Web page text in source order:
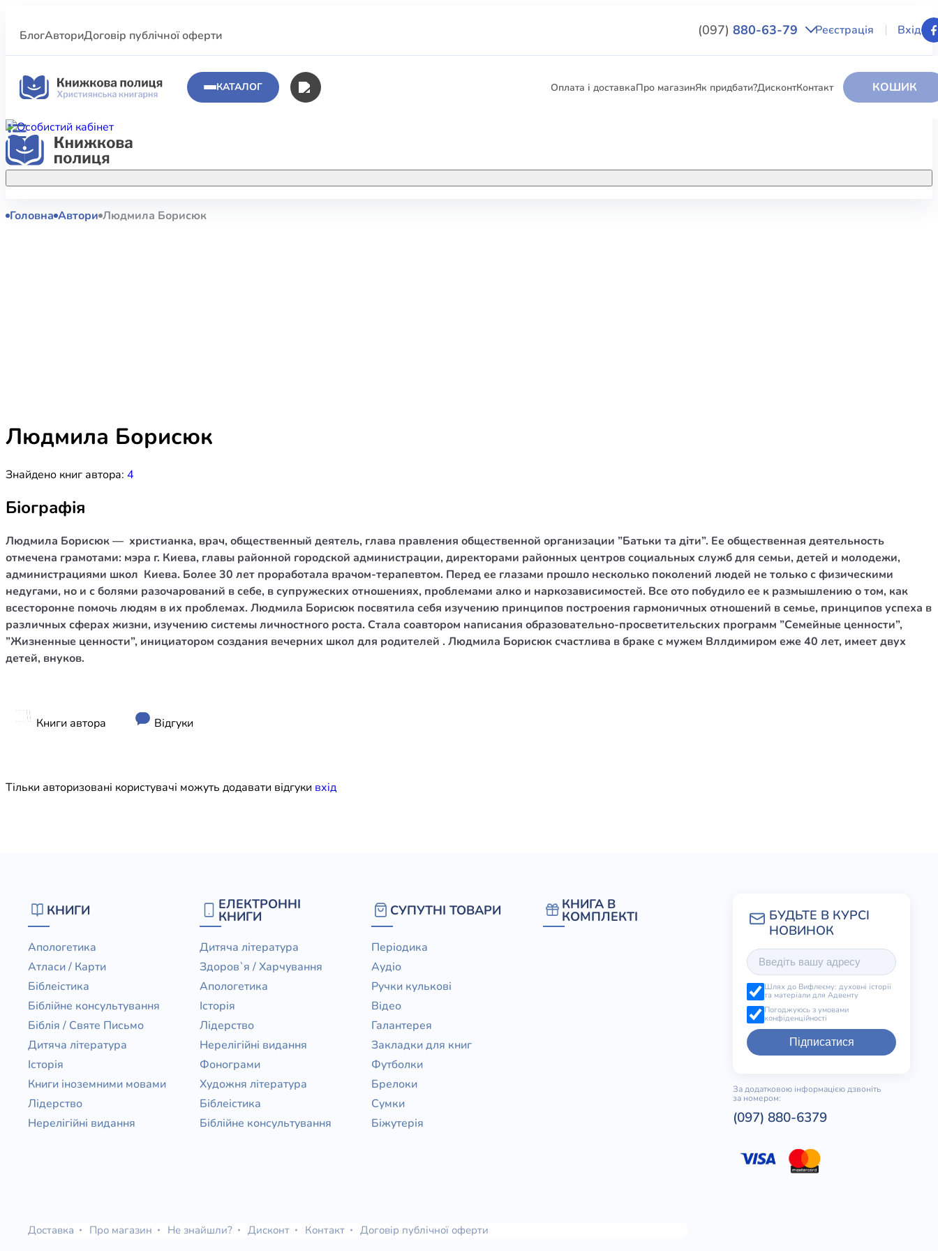
БлогАвториДоговір публічної оферти (097) 880-63-79 Реєстрація Вхід
КАТАЛОГ Оплата і доставкаПро магазинЯк придбати?ДисконтКонтакт КОШИК
Акційні пропозиції
КНИГИ
Богослів`я
Шлюб і сім`я
Здоров`я / Харчування
Юдаїзм
ЕЛЕКТРОННІ КНИГИ
Головна Автори Людмила Борисюк
Людмила Борисюк
Знайдено книг автора: 4
Біографія
Людмила Борисюк — христианка, врач, общественный деятель, глава правления общественной организации ”Батьки та діти”. Ее общественная деятельность
отмечена грамотами: мэра г. Киева, главы районной городской администрации, директорами районных центров социальных служб для семьи, детей и молодежи,
администрациями школ Киева. Более 30 лет проработала врачом-терапевтом. Перед ее глазами прошло несколько поколений людей не только с физическими
недугами, но и с болями разочарований в себе, в супружеских отношениях, проблемами алко и наркозависимостей. Все ото побудило ее к размышлению о том, как
всесторонне помочь людям в их проблемах. Людмила Борисюк посвятила себя изучению принципов построения гармоничных отношений в семье, принципов успеха в
различных сферах жизни, изучению системы личностного роста. Стала соавтором написания образовательно-просветительских программ ”Семейные ценности”,
”Жизненные ценности”, инициатором создания вечерних школ для родителей . Людмила Борисюк счастлива в браке с мужем Вллдимиром еже 40 лет, имеет двух
детей, внуков.
Книги автора Відгуки
Тільки авторизовані користувачі можуть додавати відгуки вхiд
КНИГИ
Апологетика
Атласи / Карти
Біблеістика
Біблійне консультування
Біблія / Святе Письмо
Дитяча література
Історія
Книги іноземними мовами
Лідерство
Нерелігійні видання
ЕЛЕКТРОННІ
КНИГИ
Дитяча література
Здоров`я / Харчування
Апологетика
Історія
Лідерство
Нерелігійні видання
Фонограми
Художня література
Біблеістика
Біблійне консультування
СУПУТНІ ТОВАРИ
Періодика
Аудіо
Ручки кулькові
Відео
Галантерея
Закладки для книг
Футболки
Брелоки
Сумки
Біжутерія
КНИГА В
КОМПЛЕКТІ
Шлях до Вифлеєму: духовні історії
та матеріали для Адвенту
Погоджуюсь з умовами
конфіденційності
Підписатися
За додатковою інформацією дзвоніть
за номером:
(097) 880-6379
Доставка Про магазин Не знайшли? Дисконт Контакт Договір публічної оферти